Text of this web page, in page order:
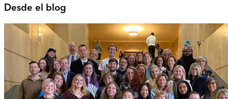
Desde el blog